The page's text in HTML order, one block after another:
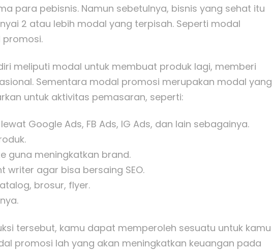
para pebisnis. Namun sebetulnya, bisnis yang sehat itu
2 atau lebih modal yang terpisah. Seperti modal
meliputi modal untuk membuat produk lagi, memberi
Sementara modal promosi merupakan modal yang
untuk aktivitas pemasaran, seperti:
Google Ads, FB Ads, IG Ads, dan lain sebagainya.
guna meningkatkan brand.
writer agar bisa bersaing SEO.
brosur, flyer.
tersebut, kamu dapat memperoleh sesuatu untuk kamu
promosi lah yang akan meningkatkan keuangan pada